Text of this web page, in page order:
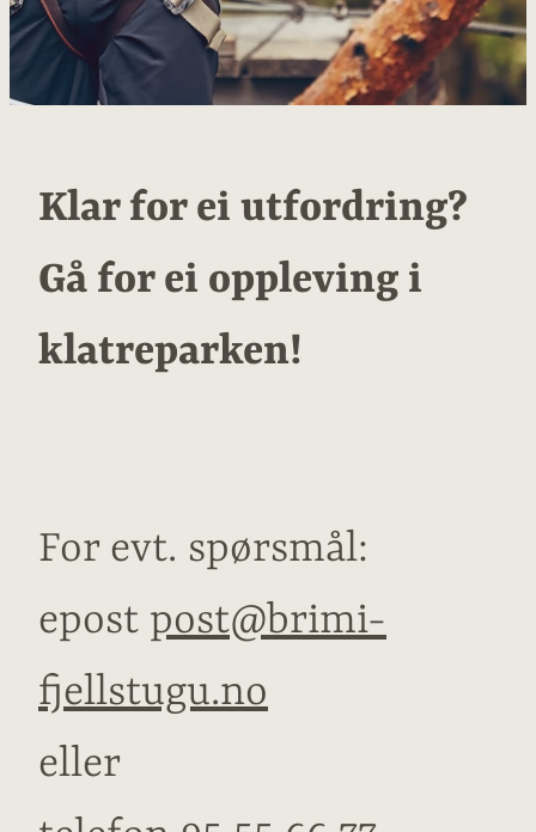
Klar for ei utfordring?
Gå for ei oppleving i
klatreparken!
For evt. spørsmål:
epost post@brimi-
fjellstugu.no
eller